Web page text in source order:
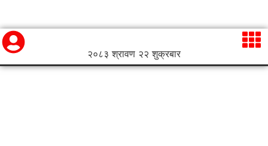
२०८३ श्रावण २२ शुक्रबार